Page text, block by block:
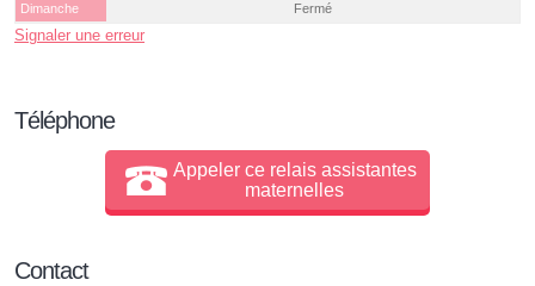
Dimanche
Fermé
Signaler une erreur
Téléphone
Appeler ce relais assistantes
maternelles
Contact